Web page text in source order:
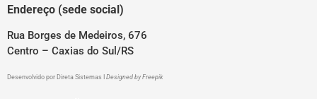
Endereço (sede social)
Rua Borges de Medeiros, 676
Centro – Caxias do Sul/RS
Desenvolvido por Direta Sistemas Designed by Freepik